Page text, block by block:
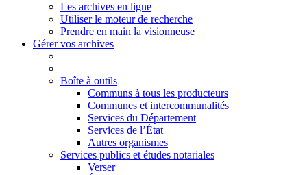
Les archives en ligne
Utiliser le moteur de recherche
Prendre en main la visionneuse
Gérer vos archives
Boîte à outils
Communs à tous les producteurs
Communes et intercommunalités
Services du Département
Services de l’État
Autres organismes
Services publics et études notariales
Verser